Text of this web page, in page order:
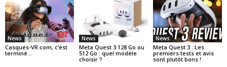
News
Casques-VR.com, c’est
terminé…
News
Meta Quest 3 128 Go ou
512 Go : quel modèle
choisir ?
News
Meta Quest 3 : Les
premiers tests et avis
sont plutôt bons !